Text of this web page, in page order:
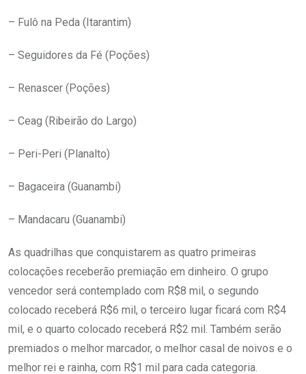
– Fulô na Peda (Itarantim)
– Seguidores da Fé (Poções)
– Renascer (Poções)
– Ceag (Ribeirão do Largo)
– Peri-Peri (Planalto)
– Bagaceira (Guanambi)
– Mandacaru (Guanambi)
As quadrilhas que conquistarem as quatro primeiras
colocações receberão premiação em dinheiro. O grupo
vencedor será contemplado com R$8 mil, o segundo
colocado receberá R$6 mil, o terceiro lugar ficará com R$4
mil, e o quarto colocado receberá R$2 mil. Também serão
premiados o melhor marcador, o melhor casal de noivos e o
melhor rei e rainha, com R$1 mil para cada categoria.